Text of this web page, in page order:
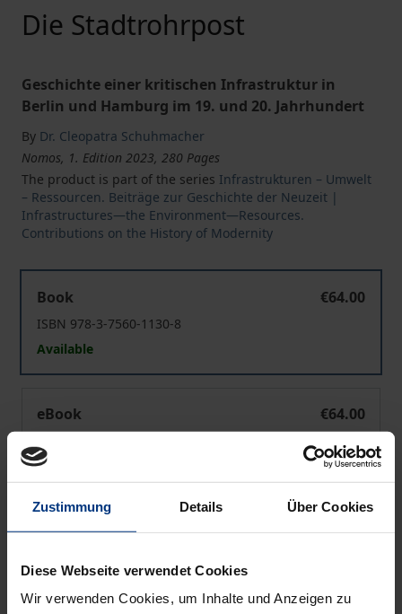
Zustimmung Details Über Cookies
Diese Webseite verwendet Cookies
Wir verwenden Cookies, um Inhalte und Anzeigen zu
Die Stadtrohrpost
Geschichte einer kritischen Infrastruktur in
Berlin und Hamburg im 19. und 20. Jahrhundert
By Dr. Cleopatra Schuhmacher
Nomos, 1. Edition 2023, 280 Pages
The product is part of the series Infrastrukturen – Umwelt
– Ressourcen. Beiträge zur Geschichte der Neuzeit |
Infrastructures—the Environment—Resources.
Contributions on the History of Modernity
Book
€64.00
ISBN 978-3-7560-1130-8
Available
eBook
€64.00
Available
Prices include VAT. Depending on the delivery address, VAT
Add to Cart